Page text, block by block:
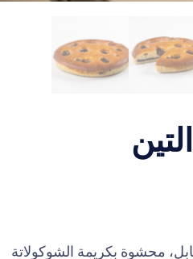
محشوة بكريمة الشوكولاتة